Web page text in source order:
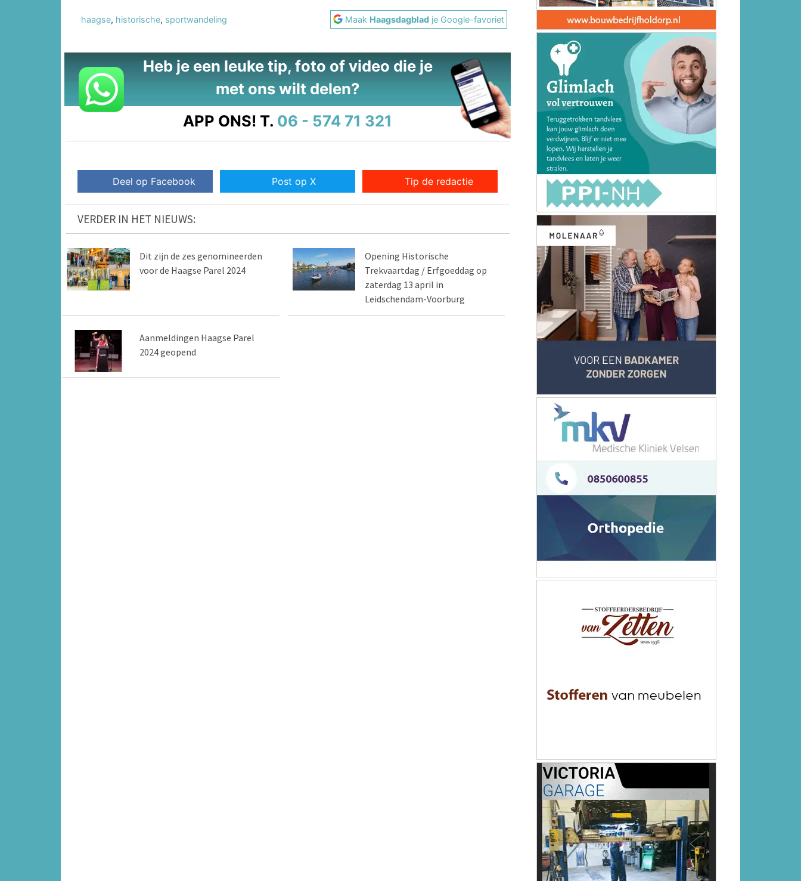
haagse, historische, sportwandeling Maak Haagsdagblad je Google-favoriet
Heb je een leuke tip, foto of video die je
met ons wilt delen?
APP ONS! T. 06 - 574 71 321
Deel op Facebook Post op X Tip de redactie
VERDER IN HET NIEUWS:
Dit zijn de zes genomineerden
voor de Haagse Parel 2024
Opening Historische
Trekvaartdag / Erfgoeddag op
zaterdag 13 april in
Leidschendam-Voorburg
Aanmeldingen Haagse Parel
2024 geopend